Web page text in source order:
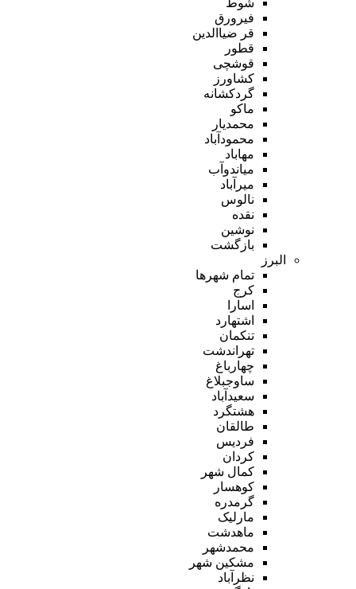
فیرورق
قر ضیاالدین
قطور
قوشچی
کشاورز
گردکشانه
ماکو
محمدیار
محمودآباد
مهاباد
میاندوآب
میرآباد
نالوس
نقده
نوشین
بازگشت
البرز
تمام شهر‌ها
کرج
اسارا
اشتهارد
تنکمان
تهراندشت
چهارباغ
ساوجبلاغ
سعیدآباد
هشتگرد
طالقان
فردیس
کردان
کمال شهر
کوهسار
گرمدره
مارلیک
ماهدشت
محمدشهر
مشکین شهر
نظرآباد